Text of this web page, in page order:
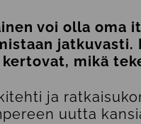
voi olla oma
jatkuvasti.
kertovat, mikä
ja
uutta